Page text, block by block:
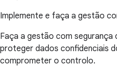
Implemente e faça a gestão
Faça a gestão com segurança
proteger dados confidenciais
comprometer o controlo.